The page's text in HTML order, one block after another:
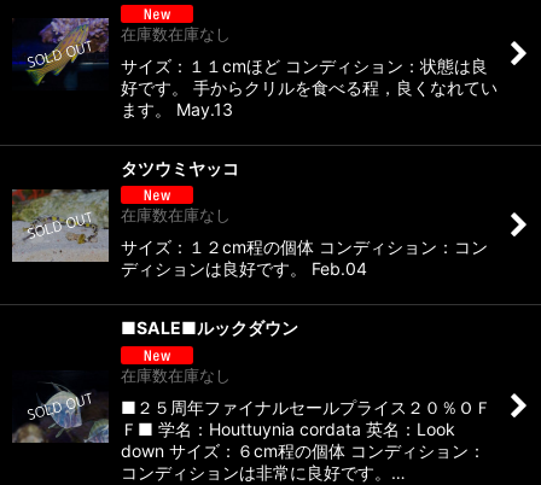
在庫数在庫なし
サイズ：１１cmほど コンディション：状態は良
好です。 手からクリルを食べる程，良くなれてい
ます。 May.13
タツウミヤッコ
在庫数在庫なし
サイズ：１２cm程の個体 コンディション：コン
ディションは良好です。 Feb.04
■SALE■ルックダウン
在庫数在庫なし
■２５周年ファイナルセールプライス２０％ＯＦ
Ｆ■ 学名：Houttuynia cordata 英名：Look
down サイズ：６cm程の個体 コンディション：
コンディションは非常に良好です。…